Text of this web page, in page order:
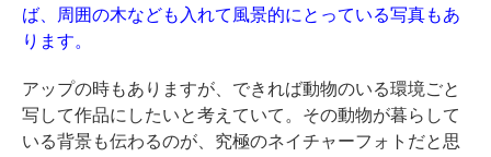
ば、周囲の木なども入れて風景的にとっている写真もあ
ります。
アップの時もありますが、できれば動物のいる環境ごと
写して作品にしたいと考えていて。その動物が暮らして
いる背景も伝わるのが、究極のネイチャーフォトだと思